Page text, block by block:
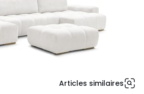
Articles similaires